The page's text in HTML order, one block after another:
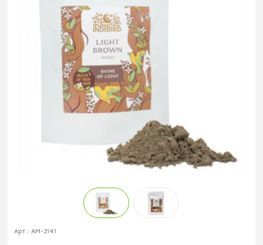
Арт.: AM-2141